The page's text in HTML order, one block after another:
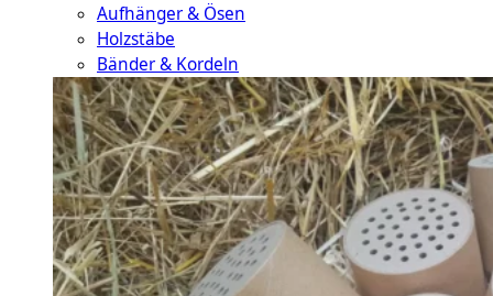
Aufhänger & Ösen
Holzstäbe
Bänder & Kordeln